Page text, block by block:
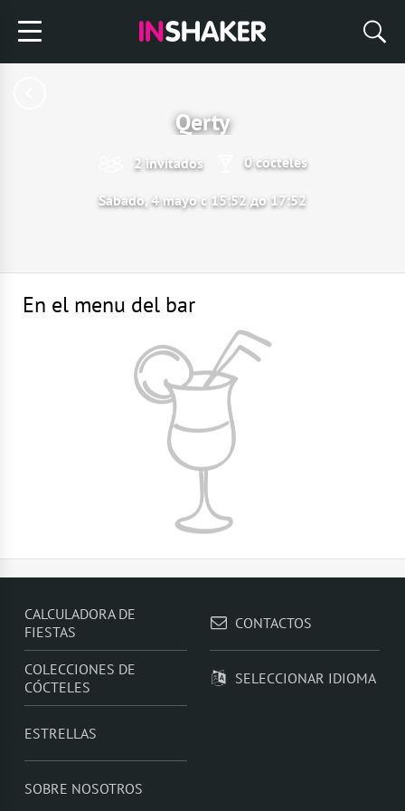
Qerty
2 invitados 0 cócteles
Sábado, 4 mayo с 15:52 до 17:52
En el menu del bar
CALCULADORA DE
FIESTAS
COLECCIONES DE
CÓCTELES
ESTRELLAS
SOBRE NOSOTROS
CONTACTOS
SELECCIONAR IDIOMA